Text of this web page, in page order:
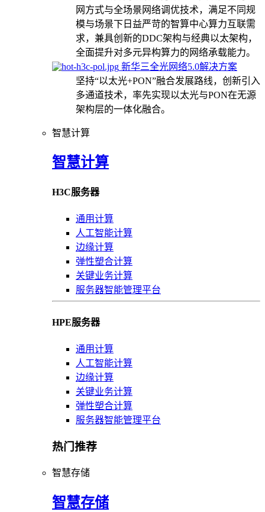
网方式与全场景网络调优技术，满足不同规
模与场景下日益严苛的智算中心算力互联需
求，兼具创新的DDC架构与经典以太架构，
全面提升对多元异构算力的网络承载能力。
新华三全光网络5.0解决方案
坚持“以太光+PON”融合发展路线，创新引入
多通道技术，率先实现以太光与PON在无源
架构层的一体化融合。
智慧计算
智慧计算
H3C服务器
通用计算
人工智能计算
边缘计算
弹性塑合计算
关键业务计算
服务器智能管理平台
HPE服务器
通用计算
人工智能计算
边缘计算
关键业务计算
弹性塑合计算
服务器智能管理平台
热门推荐
智慧存储
智慧存储